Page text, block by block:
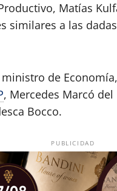
Matías
similares a las
de
, Mercedes Marcó del
Bocco.
PUBLICIDAD